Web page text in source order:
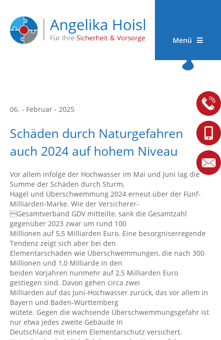
Menü
06. - Februar - 2025
Schäden durch Naturgefahren
auch 2024 auf hohem Niveau
Vor allem infolge der Hochwasser im Mai und Juni lag die
Summe der Schäden durch Sturm,
Hagel und Überschwemmung 2024 erneut über der Fünf-
Milliarden-Marke. Wie der Versicherer-
Gesamtverband GDV mitteilte, sank die Gesamtzahl
gegenüber 2023 zwar um rund 100
Millionen auf 5,5 Milliarden Euro. Eine besorgniserregende
Tendenz zeigt sich aber bei den
Elementarschäden wie Überschwemmungen, die nach 300
Millionen und 1,0 Milliarde in den
beiden Vorjahren nunmehr auf 2,5 Milliarden Euro
gestiegen sind. Davon gehen circa zwei
Milliarden auf das Juni-Hochwasser zurück, das vor allem in
Bayern und Baden-Württemberg
wütete. Gegen die wachsende Überschwemmungsgefahr ist
nur etwa jedes zweite Gebäude in
Deutschland mit einem Elementarschutz versichert.